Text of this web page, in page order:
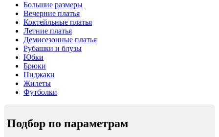
Большие размеры
Вечерние платья
Коктейльные платья
Летние платья
Демисезонные платья
Рубашки и блузы
Юбки
Брюки
Пиджаки
Жилеты
Футболки
Подбор по параметрам